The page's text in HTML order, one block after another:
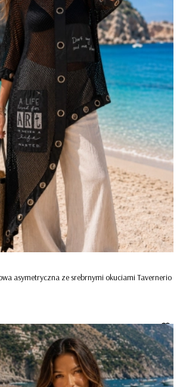
asymetryczna ze srebrnymi okuciami Tavernerio